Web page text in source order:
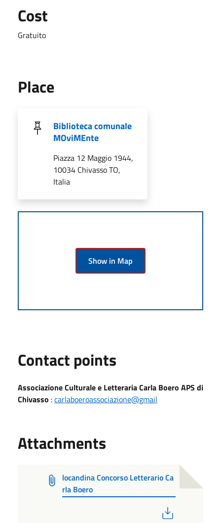
Cost
Gratuito
Place
Biblioteca comunale
MOviMEnte
Piazza 12 Maggio 1944,
10034 Chivasso TO,
Italia
Show in Map
Contact points
Associazione Culturale e Letteraria Carla Boero APS di
Chivasso :carlaboeroassociazione@gmail
Attachments
locandina Concorso Letterario Ca
rla Boero